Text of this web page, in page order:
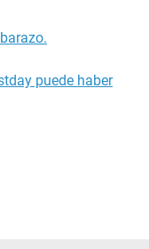
puede haber